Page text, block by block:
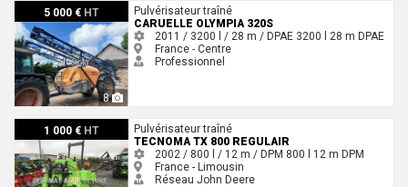
5 000 € HT
8
Caruelle OLYMPIA 320S
Pulvérisateur traîné
CARUELLE OLYMPIA 320S
2011 / 3200 l / 28 m / DPAE 3200 l 28 m DPAE
France - Centre
Professionnel
1 000 € HT
Tecnoma TX 800 REGULAIRPulvérisateur traîné
TECNOMA TX 800 REGULAIR
2002 / 800 l / 12 m / DPM 800 l 12 m DPM
France - Limousin
Réseau John Deere